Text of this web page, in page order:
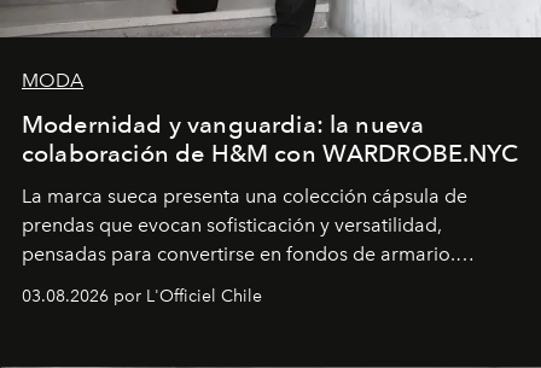
MODA
Modernidad y vanguardia: la nueva
colaboración de H&M con WARDROBE.NYC
La marca sueca presenta una colección cápsula de
prendas que evocan sofisticación y versatilidad,
pensadas para convertirse en fondos de armario.
Disponible en Chile desde el 6 de agosto.
03.08.2026 por L'Officiel Chile